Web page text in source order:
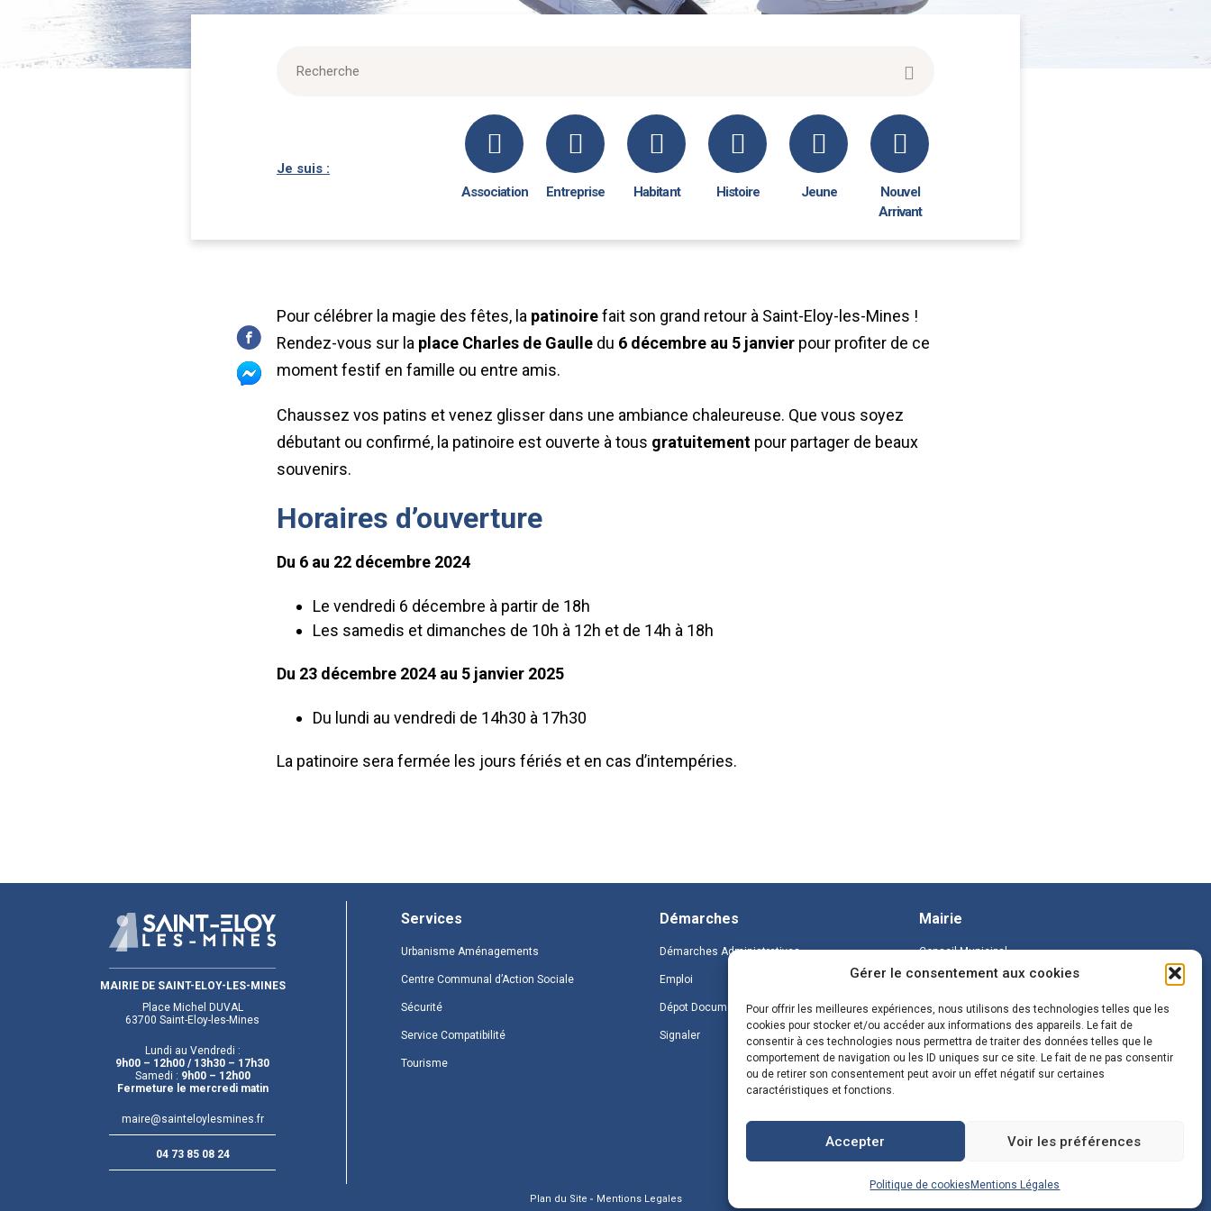
Gérer le consentement aux cookies
Pour offrir les meilleures expériences, nous utilisons des technologies telles que les
cookies pour stocker et/ou accéder aux informations des appareils. Le fait de
consentir à ces technologies nous permettra de traiter des données telles que le
comportement de navigation ou les ID uniques sur ce site. Le fait de ne pas consentir
ou de retirer son consentement peut avoir un effet négatif sur certaines
caractéristiques et fonctions.
Accepter Voir les préférences
Politique de cookies Mentions Légales
Je suis :
Association
Entreprise Habitant Histoire Jeune
Nouvel
Arrivant
Pour célébrer la magie des fêtes, la patinoirefait son grand retour à Saint-Eloy-les-Mines !
Rendez-vous sur la place Charles de Gaulle du 6 décembre au 5 janvier pour profiter de ce
moment festif en famille ou entre amis.
Chaussez vos patins et venez glisser dans une ambiance chaleureuse. Que vous soyez
débutant ou confirmé, la patinoire est ouverte à tous gratuitement pour partager de beaux
souvenirs.
Horaires d’ouverture
Du 6 au 22 décembre 2024
Le vendredi 6 décembre à partir de 18h
Les samedis et dimanches de 10h à 12h et de 14h à 18h
Du 23 décembre 2024 au 5 janvier 2025
Du lundi au vendredi de 14h30 à 17h30
La patinoire sera fermée les jours fériés et en cas d’intempéries.
MAIRIE DE SAINT-ELOY-LES-MINES
Place Michel DUVAL
63700 Saint-Eloy-les-Mines
Lundi au Vendredi :
9h00 – 12h00/ 13h30 – 17h30
Samedi : 9h00 – 12h00
Fermeture le mercredi matin
maire@sainteloylesmines.fr
04 73 85 08 24
Services
Urbanisme Aménagements
Centre Communal d’Action Sociale
Sécurité
Service Compatibilité
Tourisme
Démarches
Démarches Administratives
Emploi
Dépot Document
Signaler
Mairie
Conseil Municipal
Plan du Site Mentions Legales